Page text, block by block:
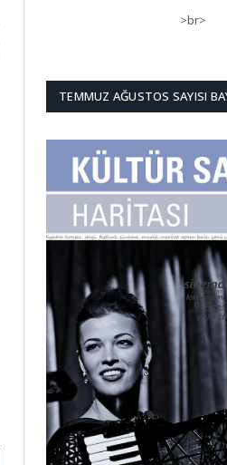
>br>
TEMMUZ AĞUSTOS SAYISI